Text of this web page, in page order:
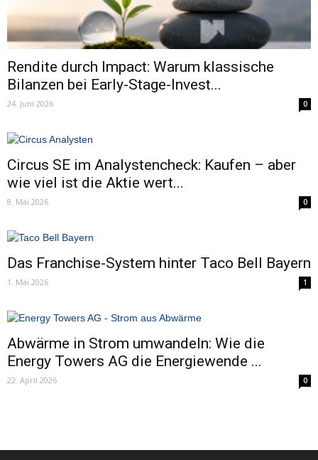
Rendite durch Impact: Warum klassische
Bilanzen bei Early-Stage-Invest...
24. Juni 2026 0
Circus SE im Analystencheck: Kaufen – aber
wie viel ist die Aktie wert...
8. Mai 2026 0
Das Franchise-System hinter Taco Bell Bayern
1. Mai 2026 1
Abwärme in Strom umwandeln: Wie die
Energy Towers AG die Energiewende ...
22. April 2026 0